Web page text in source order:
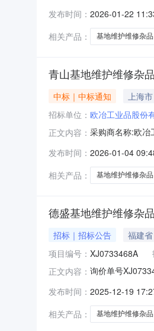
牌:/;物料附加信
发布时间： 2026-01-22
相关产品：
基地维护维修杂品
青山基地维护维修杂
中标｜中标通知 上海
招标单位： 欧冶工业品股份
正文内容： 采购商名称:欧冶
发布时间： 2026-01-04
相关产品：
基地维护维修杂品
德盛基地维护维修杂
招标｜招标公告 福建
项目编号： XJ0733468A
正文内容： 询价单号
盐管道法兰防喷
发布时间： 2025-12-19
相关产品：
基地维护维修杂品